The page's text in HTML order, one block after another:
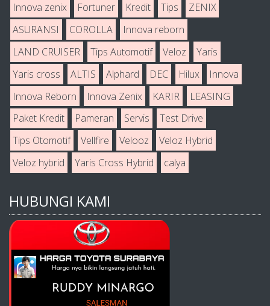
Innova zenix
Fortuner Kredit Tips
ZENIX
ASURANSI
COROLLA
Innova reborn
LAND CRUISER
Tips Automotif Veloz
Yaris
Yaris cross
ALTIS Alphard DEC Hilux
Innova
Innova Reborn
Innova Zenix KARIR
LEASING
Paket Kredit
Pameran Servis
Test Drive
Tips Otomotif
Vellfire Velooz
Veloz Hybrid
Veloz hybrid
Yaris Cross Hybrid calya
HUBUNGI KAMI